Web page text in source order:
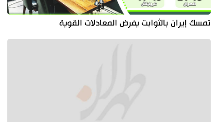
تمسك إيران بالثوابت يفرض المعادلات القوية